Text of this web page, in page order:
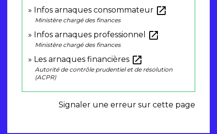
Infos arnaques consommateur open_in_new
Ministère chargé des finances
Infos arnaques professionnel open_in_new
Ministère chargé des finances
Les arnaques financières open_in_new
Autorité de contrôle prudentiel et de résolution
(ACPR)
Signaler une erreur sur cette page